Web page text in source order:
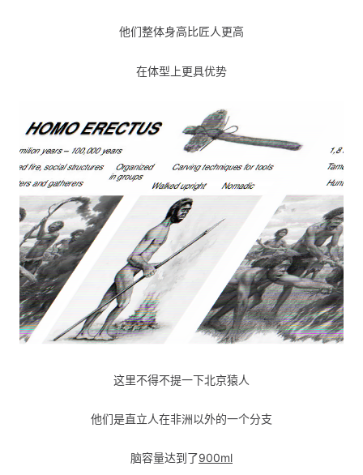
他们整体身高比匠人更高
在体型上更具优势
这里不得不提一下北京猿人
他们是直立人在非洲以外的一个分支
脑容量达到了900ml